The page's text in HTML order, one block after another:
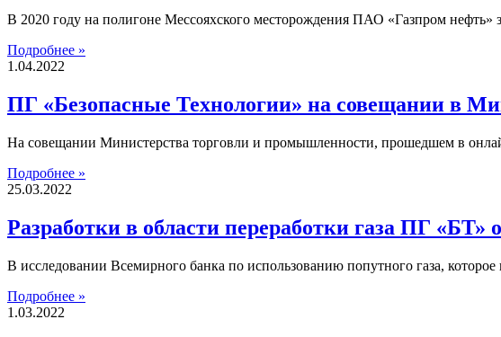
В 2020 году на полигоне Мессояхского месторождения ПАО «Газпром
Подробнее »
1.04.2022
ПГ «Безопасные Технологии» на совещании в
На совещании Министерства торговли и промышленности, прошедшем в
Подробнее »
25.03.2022
Разработки в области переработки газа ПГ
В исследовании Всемирного банка по использованию попутного газа,
Подробнее »
1.03.2022